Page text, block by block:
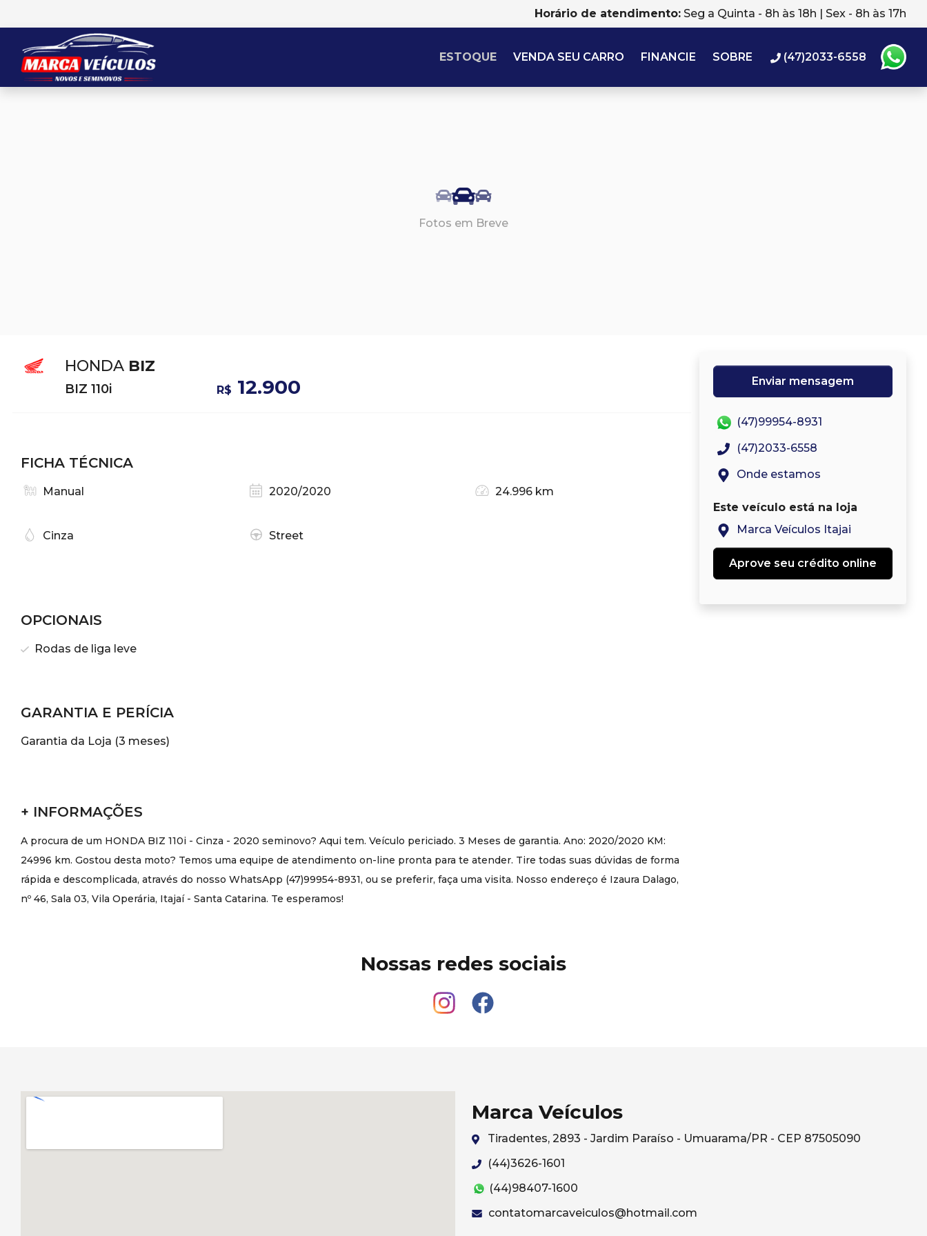
Horário de atendimento: Seg a Quinta - 8h às 18h | Sex - 8h às 17h
ESTOQUE VENDA SEU CARRO FINANCIE SOBRE (47)2033-6558
Fotos em Breve
HONDA BIZ
BIZ 110i R$ 12.900
FICHA TÉCNICA
Manual 2020/2020 24.996 km
Cinza Street
OPCIONAIS
Rodas de liga leve
GARANTIA E PERÍCIA
Garantia da Loja (3 meses)
+ INFORMAÇÕES
A procura de um HONDA BIZ 110i - Cinza - 2020 seminovo? Aqui tem. Veículo periciado. 3 Meses de garantia. Ano: 2020/2020 KM:
24996 km. Gostou desta moto? Temos uma equipe de atendimento on-line pronta para te atender. Tire todas suas dúvidas de forma
rápida e descomplicada, através do nosso WhatsApp (47)99954-8931, ou se preferir, faça uma visita. Nosso endereço é Izaura Dalago,
nº 46, Sala 03, Vila Operária, Itajaí - Santa Catarina. Te esperamos!
Enviar mensagem
(47)99954-8931
(47)2033-6558
Onde estamos
Este veículo está na loja
Marca Veículos Itajai
Aprove seu crédito online
Nossas redes sociais
Marca Veículos
Tiradentes, 2893 - Jardim Paraíso - Umuarama/PR - CEP 87505090
(44)3626-1601
(44)98407-1600
contatomarcaveiculos@hotmail.com